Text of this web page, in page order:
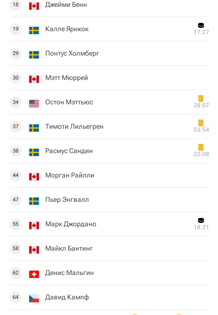
18 Джейми Бенн
19 Калле Ярнкок 17:27
29 Понтус Холмберг
30 Мэтт Мюррей
34 Остон Мэттьюс 28:07
37 Тимоти Лильегрен 53:54
38 Расмус Сандин 22:08
44 Морган Райлли
47 Пьер Энгвалл
55 Марк Джордано 18:21
58 Майкл Бантинг
62 Денис Мальгин
64 Давид Кампф